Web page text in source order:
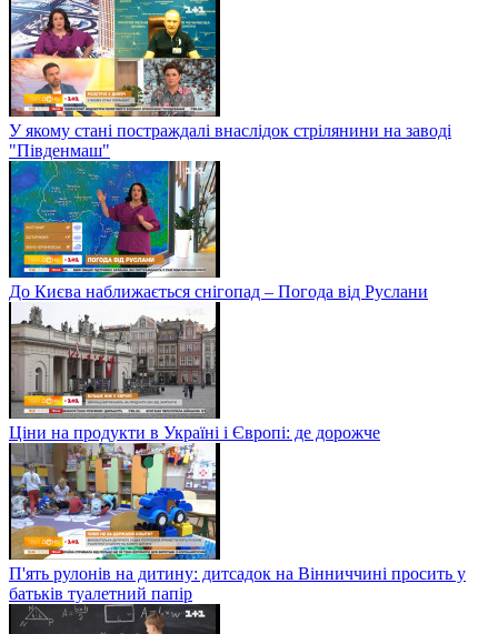
У якому стані постраждалі внаслідок стрілянини на заводі
"Південмаш"
До Києва наближається снігопад – Погода від Руслани
Ціни на продукти в Україні і Європі: де дорожче
П'ять рулонів на дитину: дитсадок на Вінниччині просить у
батьків туалетний папір